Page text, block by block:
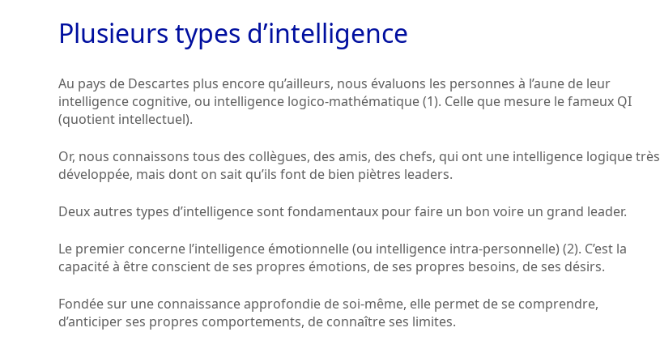
Plusieurs types d’intelligence
Au pays de Descartes plus encore qu’ailleurs, nous évaluons les personnes à l’aune de leur
intelligence cognitive, ou intelligence logico-mathématique (1). Celle que mesure le fameux QI
(quotient intellectuel).
Or, nous connaissons tous des collègues, des amis, des chefs, qui ont une intelligence logique très
développée, mais dont on sait qu’ils font de bien piètres leaders.
Deux autres types d’intelligence sont fondamentaux pour faire un bon voire un grand leader.
Le premier concerne l’intelligence émotionnelle (ou intelligence intra-personnelle) (2). C’est la
capacité à être conscient de ses propres émotions, de ses propres besoins, de ses désirs.
Fondée sur une connaissance approfondie de soi-même, elle permet de se comprendre,
d’anticiper ses propres comportements, de connaître ses limites.